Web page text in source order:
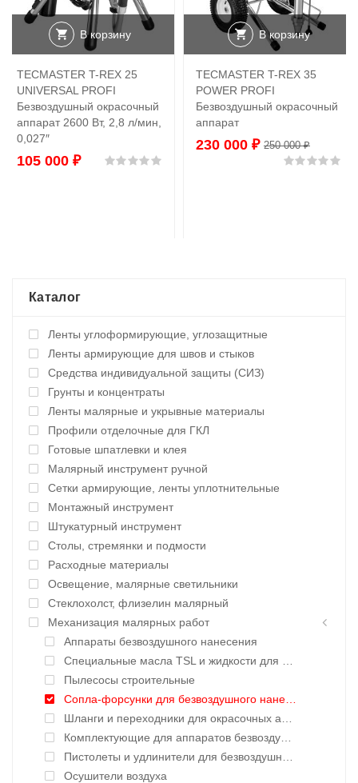
В корзину
TECMASTER T-REX 25
UNIVERSAL PROFI
Безвоздушный окрасочный
аппарат 2600 Вт, 2,8 л/мин,
0,027″
105 000 ₽
В корзину
TECMASTER T-REX 35
POWER PROFI
Безвоздушный окрасочный
аппарат
250 000₽
230 000 ₽
Каталог
Ленты углоформирующие, углозащитные
Ленты армирующие для швов и стыков
Средства индивидуальной защиты (СИЗ)
Грунты и концентраты
Ленты малярные и укрывные материалы
Профили отделочные для ГКЛ
Готовые шпатлевки и клея
Малярный инструмент ручной
Сетки армирующие, ленты уплотнительные
Монтажный инструмент
Штукатурный инструмент
Столы, стремянки и подмости
Расходные материалы
Освещение, малярные светильники
Стеклохолст, флизелин малярный
Механизация малярных работ
Аппараты безвоздушного нанесения
Специальные масла TSL и жидкости для окрасочных аппаратов
Пылесосы строительные
Сопла-форсунки для безвоздушного нанесения
Шланги и переходники для окрасочных аппаратов
Комплектующие для аппаратов безвоздушного нанесения
Пистолеты и удлинители для безвоздушного нанесения
Осушители воздуха